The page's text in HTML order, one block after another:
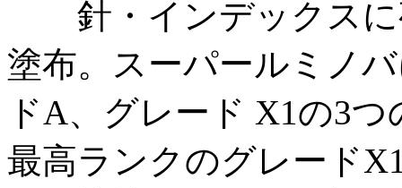
針・インデックスに
塗布。スーパールミノ
ドA、グレード X1の3
最高ランクのグレード